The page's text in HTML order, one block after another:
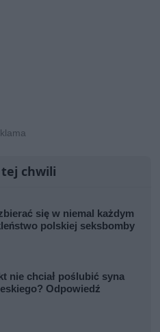
chwili
się w niemal każdym
polskiej seksbomby
nie chciał poślubić syna
Odpowiedź